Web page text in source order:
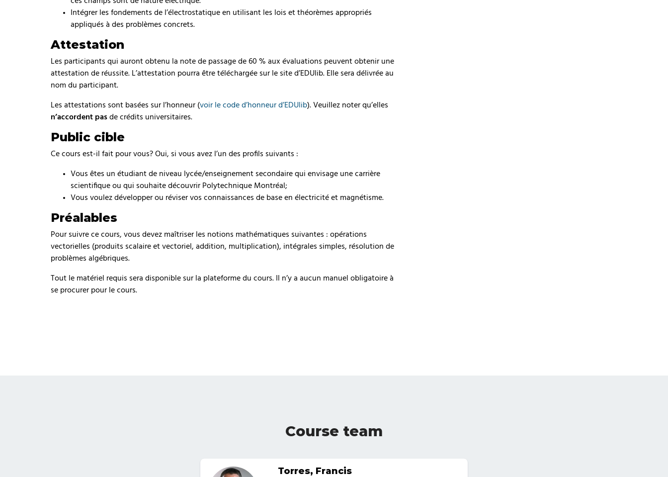
Intégrer les fondements de l’électrostatique en utilisant les lois et théorèmes appropriés
appliqués à des problèmes concrets.
Attestation
Les participants qui auront obtenu la note de passage de 60 % aux évaluations peuvent obtenir une
attestation de réussite. L’attestation pourra être téléchargée sur le site d’EDUlib. Elle sera délivrée au
nom du participant.
Les attestations sont basées sur l’honneur (voir le code d’honneur d’EDUlib). Veuillez noter qu’elles
n’accordent pas de crédits universitaires.
Public cible
Ce cours est-il fait pour vous? Oui, si vous avez l’un des profils suivants :
Vous êtes un étudiant de niveau lycée/enseignement secondaire qui envisage une carrière
scientifique ou qui souhaite découvrir Polytechnique Montréal;
Vous voulez développer ou réviser vos connaissances de base en électricité et magnétisme.
Préalables
Pour suivre ce cours, vous devez maîtriser les notions mathématiques suivantes : opérations
vectorielles (produits scalaire et vectoriel, addition, multiplication), intégrales simples, résolution de
problèmes algébriques.
Tout le matériel requis sera disponible sur la plateforme du cours. Il n’y a aucun manuel obligatoire à
se procurer pour le cours.
Course team
Torres, Francis